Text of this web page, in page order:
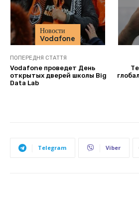
Новости
Vodafone
ПОПЕРЕДНЯ СТАТТЯ
Vodafone проведет День
открытых дверей школы Big
Data Lab
Telegram Viber